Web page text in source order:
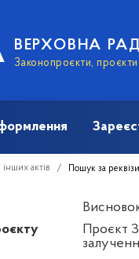
ВЕРХОВНА
Законопроєкти, проєкти
актів Пошук за
Проєкт